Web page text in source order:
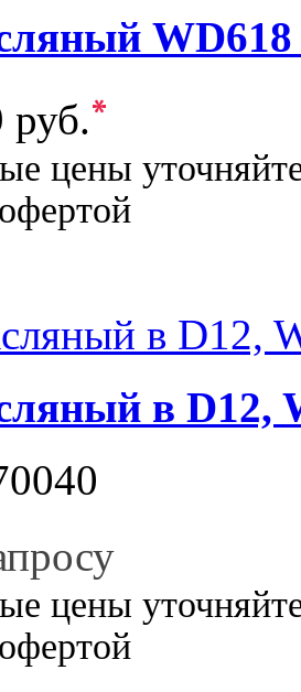
WD618
руб.*
цены
в D12,
цены